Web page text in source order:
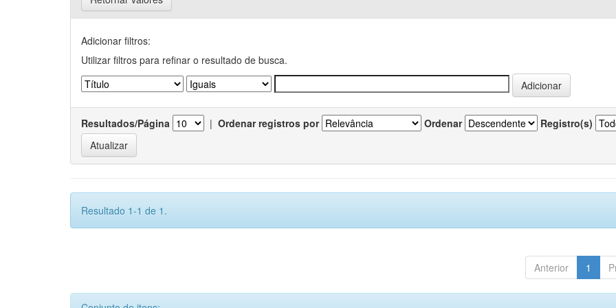
Adicionar filtros:
Utilizar filtros para refinar o resultado de busca.
Resultados/Página | Ordenar registros por Ordenar Registro(s)
Resultado 1-1 de 1.
Anterior 1